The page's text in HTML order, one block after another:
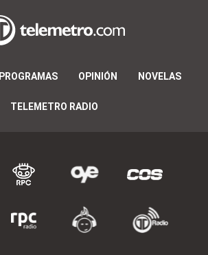
PROGRAMAS OPINIÓN NOVELAS
TELEMETRO RADIO